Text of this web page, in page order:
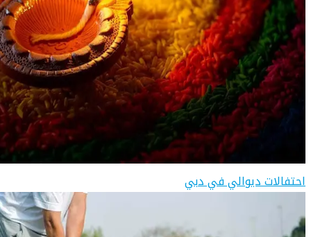
احتفالات ديوالي في دبي